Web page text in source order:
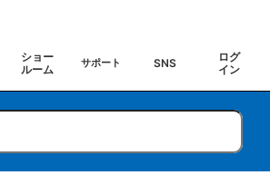
ショー
ルーム
サポート SNS
ログ
イン